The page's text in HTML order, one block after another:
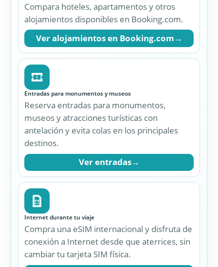
Compara hoteles, apartamentos y otros
alojamientos disponibles en Booking.com.
Ver alojamientos en Booking.com→
Entradas para monumentos y museos
Reserva entradas para monumentos,
museos y atracciones turísticas con
antelación y evita colas en los principales
destinos.
Ver entradas→
Internet durante tu viaje
Compra una eSIM internacional y disfruta de
conexión a Internet desde que aterrices, sin
cambiar tu tarjeta SIM física.